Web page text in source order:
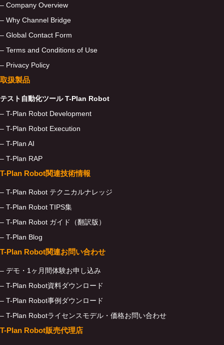
– Company Overview
– Why Channel Bridge
– Global Contact Form
– Terms and Conditions of Use
– Privacy Policy
取扱製品
テスト自動化ツール T-Plan Robot
– T-Plan Robot Development
– T-Plan Robot Execution
– T-Plan AI
– T-Plan RAP
T-Plan Robot関連技術情報
– T-Plan Robot テクニカルナレッジ
– T-Plan Robot TIPS集
– T-Plan Robot ガイド（翻訳版）
– T-Plan Blog
T-Plan Robot関連お問い合わせ
– デモ・1ヶ月間体験お申し込み
– T-Plan Robot資料ダウンロード
– T-Plan Robot事例ダウンロード
– T-Plan Robotライセンスモデル・価格お問い合わせ
T-Plan Robot販売代理店